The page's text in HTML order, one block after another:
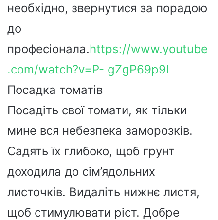
необхідно, звернутися за порадою
до
професіонала.https://www.youtube
.com/watch?v=P- gZgP69p9I
Посадка томатів
Посадіть свої томати, як тільки
мине вся небезпека заморозків.
Садять їх глибоко, щоб грунт
доходила до сім’ядольних
листочків. Видаліть нижнє листя,
щоб стимулювати ріст. Добре